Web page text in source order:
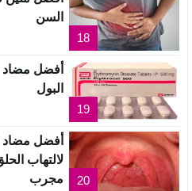
18
السن
19
أفضل مضاد
البول
20
أفضل
لالتهاب
مجرب